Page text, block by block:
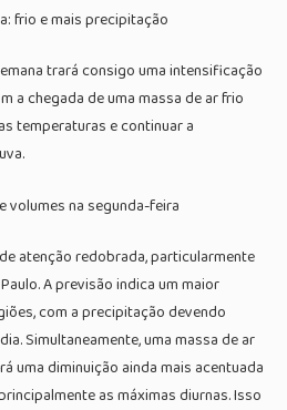
frio e mais precipitação
trará consigo uma intensificação
a chegada de uma massa de ar frio
temperaturas e continuar a
volumes na segunda-feira
atenção redobrada, particularmente
A previsão indica um maior
com a precipitação devendo
Simultaneamente, uma massa de ar
uma diminuição ainda mais acentuada
as máximas diurnas. Isso